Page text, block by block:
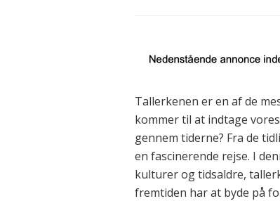
Tallerkenen er en af de
kommer til at indtage
gennem tiderne? Fra de
en fascinerende rejse. I
kulturer og tidsaldre,
fremtiden har at byde på